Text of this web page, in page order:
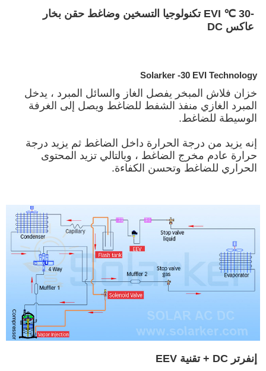
-30 ℃ EVI تكنولوجيا التسخين وضاغط حقن بخار
عاكس DC
Solarker -30 EVI Technology
خزان فلاش المبخر يفصل الغاز والسائل المبرد ، يدخل
المبرد الغازي منفذ الشفط للضاغط ويصل إلى الغرفة
الوسيطة للضاغط.
إنه يزيد من درجة الحرارة داخل الضاغط ثم يزيد درجة
حرارة عادم مخرج الضاغط ، وبالتالي تزيد المحتوى
الحراري للضاغط وتحسن الكفاءة.
إنفرتر DC + تقنية EEV